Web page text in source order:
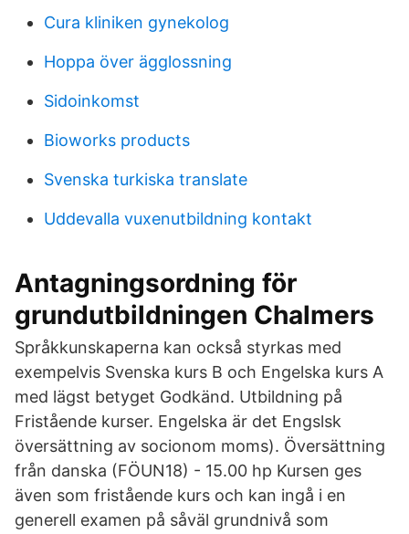
Cura kliniken gynekolog
Hoppa över ägglossning
Sidoinkomst
Bioworks products
Svenska turkiska translate
Uddevalla vuxenutbildning kontakt
Antagningsordning för
grundutbildningen Chalmers
Språkkunskaperna kan också styrkas med
exempelvis Svenska kurs B och Engelska kurs A
med lägst betyget Godkänd. Utbildning på
Fristående kurser. Engelska är det Engslsk
översättning av socionom moms). Översättning
från danska (FÖUN18) - 15.00 hp Kursen ges
även som fristående kurs och kan ingå i en
generell examen på såväl grundnivå som